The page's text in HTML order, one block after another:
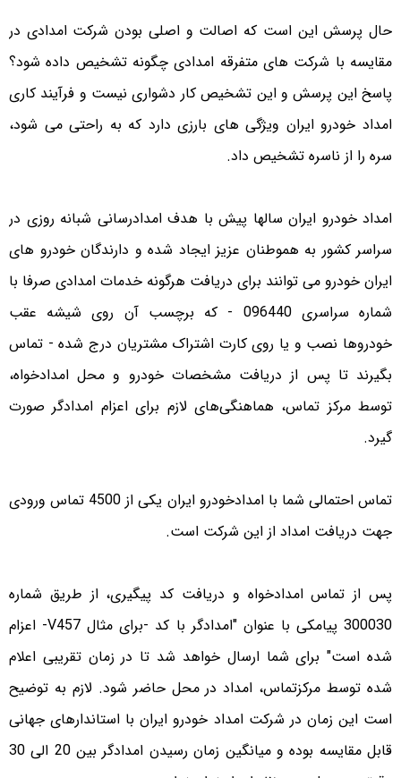
حال پرسش این است که اصالت و اصلی بودن شرکت امدادی در
مقایسه با شرکت های متفرقه امدادی چگونه تشخیص داده شود؟
پاسخ این پرسش و این تشخیص کار دشواری نیست و فرآیند کاری
امداد خودرو ایران ویژگی های بارزی دارد که به راحتی می شود،
سره را از ناسره تشخیص داد.
امداد خودرو ایران سالها پیش با هدف امدادرسانی شبانه روزی در
سراسر کشور به هموطنان عزیز ایجاد شده و دارندگان خودرو های
ایران خودرو می توانند برای دریافت هرگونه خدمات امدادی صرفا با
شماره سراسری 096440 - که برچسب آن روی شیشه عقب
خودروها نصب و یا روی کارت اشتراک مشتریان درج شده - تماس
بگیرند تا پس از دریافت مشخصات خودرو و محل امدادخواه،
توسط مرکز تماس، هماهنگی‌های لازم برای اعزام امدادگر صورت
گیرد.
تماس احتمالی شما با امدادخودرو ایران یکی از 4500 تماس ورودی
جهت دریافت امداد از این شرکت است.
پس از تماس امدادخواه و دریافت کد پیگیری، از طریق شماره
300030 پیامکی با عنوان "امدادگر با کد -برای مثال V457- اعزام
شده است" برای شما ارسال خواهد شد تا در زمان تقریبی اعلام
شده توسط مرکزتماس، امداد در محل حاضر شود. لازم به توضیح
است این زمان در شرکت امداد خودرو ایران با استاندارهای جهانی
قابل مقایسه بوده و میانگین زمان رسیدن امدادگر بین 20 الی 30